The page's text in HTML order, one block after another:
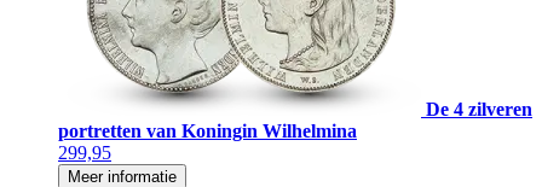
De 4 zilveren
portretten van Koningin Wilhelmina
299,95
Meer informatie